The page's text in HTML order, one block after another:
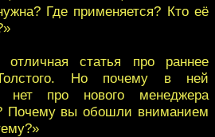
Где применяется? Кто её
статья про раннее
Но почему в ней
нет про нового менеджера
Почему вы обошли вниманием